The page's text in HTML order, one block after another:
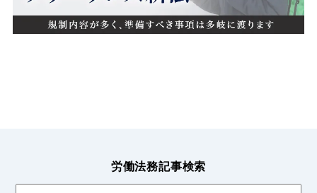
睡眠不足
管理監督者
労働法務記事検索